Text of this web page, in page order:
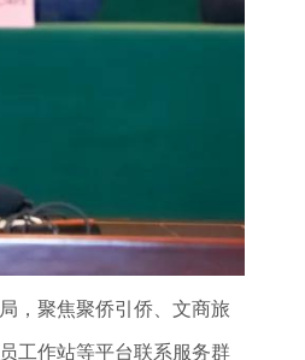
，聚焦聚侨引侨、文商旅
工作站等平台联系服务群